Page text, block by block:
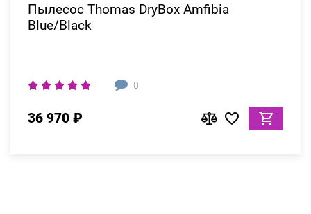
Пылесос Thomas DryBox Amfibia
Blue/Black
0
36 970 ₽